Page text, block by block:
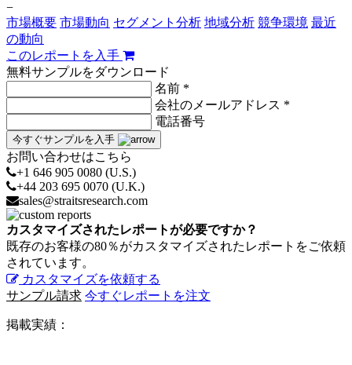
−
市場概要 市場動向 セグメント分析 地域分析 競争環境 最近
の動向
このレポートを入手
無料サンプルをダウンロード
名前 *
会社のメールアドレス *
電話番号
今すぐサンプルを入手
お問い合わせはこちら
+1 646 905 0080 (U.S.)
+44 203 695 0070 (U.K.)
sales@straitsresearch.com
カスタマイズされたレポートが必要ですか？
既存のお客様の80％がカスタマイズされたレポートをご依頼
されています。
カスタマイズを依頼する
サンプル請求 今すぐレポートを注文
掲載実績：